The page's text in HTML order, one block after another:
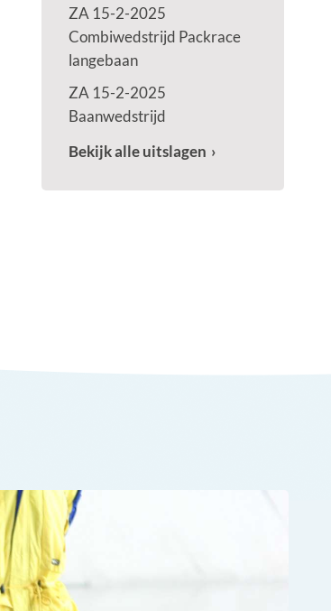
ZA 15-2-2025
Combiwedstrijd Packrace
langebaan
ZA 15-2-2025
Baanwedstrijd
Bekijk alle uitslagen